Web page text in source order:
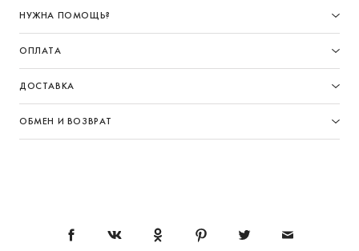
НУЖНА ПОМОЩЬ?
ОПЛАТА
ДОСТАВКА
ОБМЕН И ВОЗВРАТ